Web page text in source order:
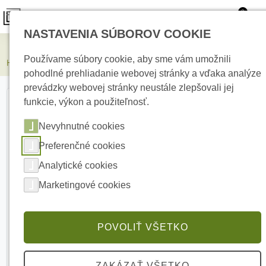
0
HIKVISION DS-K7P05 Odchodové tlačidlo
NASTAVENIA SÚBOROV COOKIE
Používame súbory cookie, aby sme vám umožnili
pohodlné prehliadanie webovej stránky a vďaka analýze
prevádzky webovej stránky neustále zlepšovali jej
funkcie, výkon a použiteľnosť.
Nevyhnutné cookies
Preferenčné cookies
Analytické cookies
Marketingové cookies
POVOLIŤ VŠETKO